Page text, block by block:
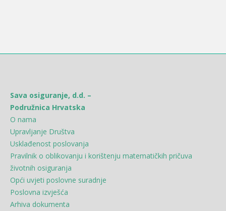
Sava osiguranje, d.d. –
Podružnica Hrvatska
O nama
Upravljanje Društva
Usklađenost poslovanja
Pravilnik o oblikovanju i korištenju matematičkih pričuva
životnih osiguranja
Opći uvjeti poslovne suradnje
Poslovna izvješća
Arhiva dokumenta